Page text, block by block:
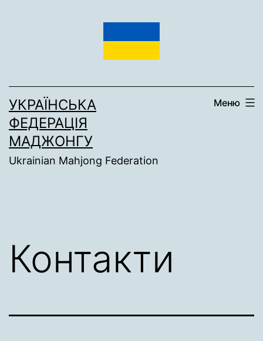
УКРАЇНСЬКА
ФЕДЕРАЦІЯ
МАДЖОНГУ
Ukrainian Mahjong Federation
Меню
Контакти